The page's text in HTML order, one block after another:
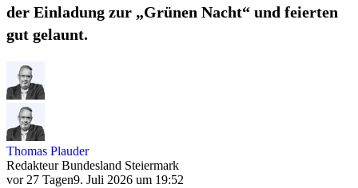
der Einladung zur „Grünen Nacht“ und feierten
gut gelaunt.
Thomas Plauder
Redakteur Bundesland Steiermark
vor 27 Tagen9. Juli 2026 um 19:52